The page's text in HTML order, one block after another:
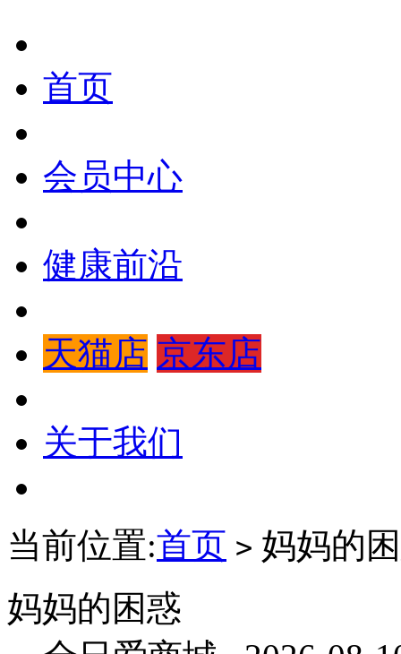
首页
会员中心
健康前沿
天猫店 京东店
关于我们
当前位置:首页 > 妈妈的
妈妈的困惑